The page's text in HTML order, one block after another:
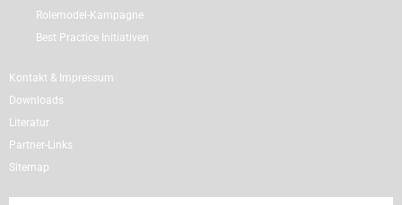
Rolemodel-Kampagne
Best Practice Initiativen
Kontakt & Impressum
Downloads
Literatur
Partner-Links
Sitemap